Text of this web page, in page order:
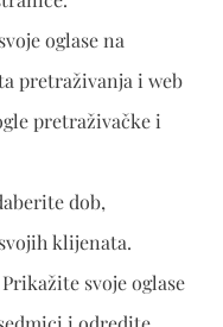
oglase na
pretraživanja i web
pretraživačke i
dob,
klijenata.
Prikažite svoje oglase